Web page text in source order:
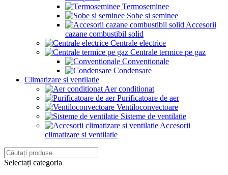
Termoseminee
Sobe si seminee
Accesorii
cazane combustibil solid
Centrale electrice
Centrale termice pe gaz
Conventionale
Condensare
Climatizare si ventilatie
Aer conditionat
Purificatoare de aer
Ventiloconvectoare
Sisteme de ventilatie
Accesorii
climatizare si ventilatie
Selectați categoria